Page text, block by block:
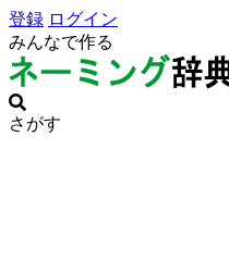
登録 ログイン
みんなで作る
さがす